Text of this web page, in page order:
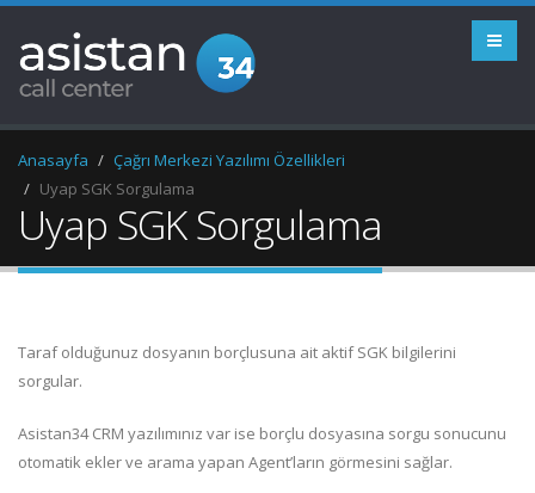
Anasayfa
Çağrı Merkezi Yazılımı Özellikleri
Uyap SGK Sorgulama
Uyap SGK Sorgulama
Taraf olduğunuz dosyanın borçlusuna ait aktif SGK bilgilerini
sorgular.
Asistan34 CRM yazılımınız var ise borçlu dosyasına sorgu sonucunu
otomatik ekler ve arama yapan Agent’ların görmesini sağlar.